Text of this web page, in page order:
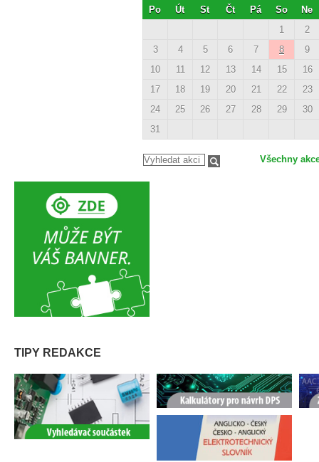
Po Út St Čt Pá So
Ne
1
2
3
4 5 6 7 8
9
10
11 12 13 14 15
16
17
18 19 20 21 22
23
24
25 26 27 28 29
30
31
Všechny
TIPY REDAKCE